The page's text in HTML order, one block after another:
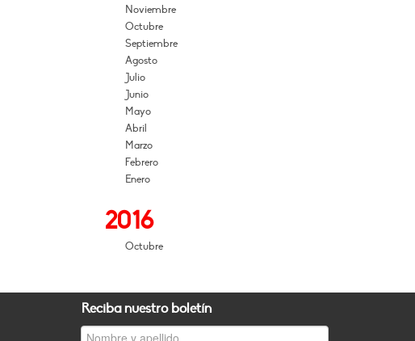
Noviembre
Octubre
Septiembre
Agosto
Julio
Junio
Mayo
Abril
Marzo
Febrero
Enero
2016
Octubre
Reciba nuestro boletín